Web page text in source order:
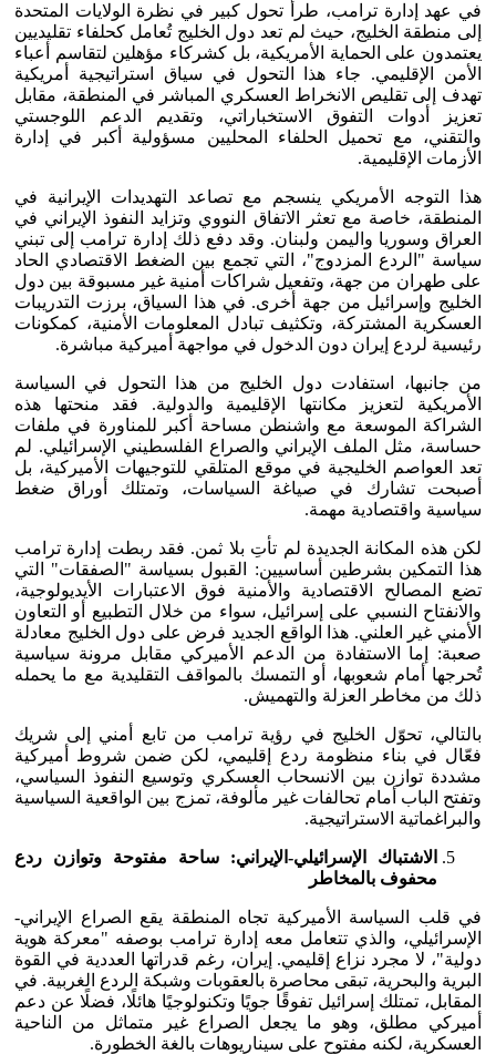
في عهد إدارة ترامب، طرأ تحول كبير في نظرة الولايات المتحدة
إلى منطقة الخليج، حيث لم تعد دول الخليج تُعامل كحلفاء تقليديين
يعتمدون على الحماية الأمريكية، بل كشركاء مؤهلين لتقاسم أعباء
الأمن الإقليمي. جاء هذا التحول في سياق استراتيجية أمريكية
تهدف إلى تقليص الانخراط العسكري المباشر في المنطقة، مقابل
تعزيز أدوات التفوق الاستخباراتي، وتقديم الدعم اللوجستي
والتقني، مع تحميل الحلفاء المحليين مسؤولية أكبر في إدارة
الأزمات الإقليمية.
هذا التوجه الأمريكي ينسجم مع تصاعد التهديدات الإيرانية في
المنطقة، خاصة مع تعثر الاتفاق النووي وتزايد النفوذ الإيراني في
العراق وسوريا واليمن ولبنان. وقد دفع ذلك إدارة ترامب إلى تبني
سياسة "الردع المزدوج"، التي تجمع بين الضغط الاقتصادي الحاد
على طهران من جهة، وتفعيل شراكات أمنية غير مسبوقة بين دول
الخليج وإسرائيل من جهة أخرى. في هذا السياق، برزت التدريبات
العسكرية المشتركة، وتكثيف تبادل المعلومات الأمنية، كمكونات
رئيسية لردع إيران دون الدخول في مواجهة أميركية مباشرة.
من جانبها، استفادت دول الخليج من هذا التحول في السياسة
الأمريكية لتعزيز مكانتها الإقليمية والدولية. فقد منحتها هذه
الشراكة الموسعة مع واشنطن مساحة أكبر للمناورة في ملفات
حساسة، مثل الملف الإيراني والصراع الفلسطيني الإسرائيلي. لم
تعد العواصم الخليجية في موقع المتلقي للتوجيهات الأميركية، بل
أصبحت تشارك في صياغة السياسات، وتمتلك أوراق ضغط
سياسية واقتصادية مهمة.
لكن هذه المكانة الجديدة لم تأتِ بلا ثمن. فقد ربطت إدارة ترامب
هذا التمكين بشرطين أساسيين: القبول بسياسة "الصفقات" التي
تضع المصالح الاقتصادية والأمنية فوق الاعتبارات الأيديولوجية،
والانفتاح النسبي على إسرائيل، سواء من خلال التطبيع أو التعاون
الأمني غير العلني. هذا الواقع الجديد فرض على دول الخليج معادلة
صعبة: إما الاستفادة من الدعم الأميركي مقابل مرونة سياسية
تُحرجها أمام شعوبها، أو التمسك بالمواقف التقليدية مع ما يحمله
ذلك من مخاطر العزلة والتهميش.
بالتالي، تحوّل الخليج في رؤية ترامب من تابع أمني إلى شريك
فعّال في بناء منظومة ردع إقليمي، لكن ضمن شروط أميركية
مشددة توازن بين الانسحاب العسكري وتوسيع النفوذ السياسي،
وتفتح الباب أمام تحالفات غير مألوفة، تمزج بين الواقعية السياسية
والبراغماتية الاستراتيجية.
الاشتباك الإسرائيلي-الإيراني: ساحة مفتوحة وتوازن ردع
محفوف بالمخاطر
في قلب السياسة الأميركية تجاه المنطقة يقع الصراع الإيراني-
الإسرائيلي، والذي تتعامل معه إدارة ترامب بوصفه "معركة هوية
دولية"، لا مجرد نزاع إقليمي. إيران، رغم قدراتها العددية في القوة
البرية والبحرية، تبقى محاصرة بالعقوبات وشبكة الردع الغربية. في
المقابل، تمتلك إسرائيل تفوقًا جويًا وتكنولوجيًا هائلًا، فضلًا عن دعم
أميركي مطلق، وهو ما يجعل الصراع غير متماثل من الناحية
العسكرية، لكنه مفتوح على سيناريوهات بالغة الخطورة.